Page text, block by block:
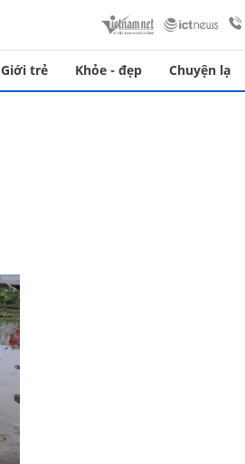
Giới trẻ Khỏe - đẹp Chuyện lạ